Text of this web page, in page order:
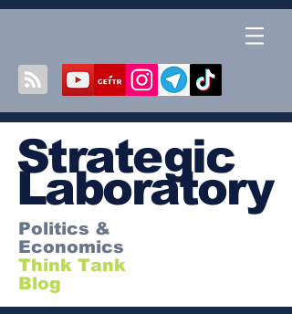
Strategic
Laboratory
Politics &
Economics
Think Tank
Blog